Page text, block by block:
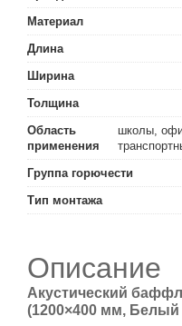
Материал
Длина
Ширина
Толщина
Область
применения
школы,
Группа горючести
Тип монтажа
Описание
Акустический
(1200×400 мм,